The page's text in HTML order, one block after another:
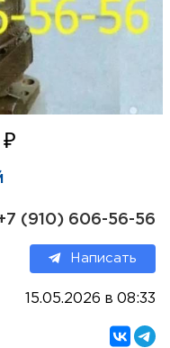
₽
(910) 606-56-56
Написать
15.05.2026 в 08:33